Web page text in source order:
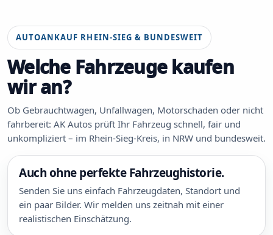
AUTOANKAUF RHEIN-SIEG & BUNDESWEIT
Welche Fahrzeuge kaufen
wir an?
Ob Gebrauchtwagen, Unfallwagen, Motorschaden oder nicht
fahrbereit: AK Autos prüft Ihr Fahrzeug schnell, fair und
unkompliziert – im Rhein-Sieg-Kreis, in NRW und bundesweit.
Auch ohne perfekte Fahrzeughistorie.
Senden Sie uns einfach Fahrzeugdaten, Standort und
ein paar Bilder. Wir melden uns zeitnah mit einer
realistischen Einschätzung.